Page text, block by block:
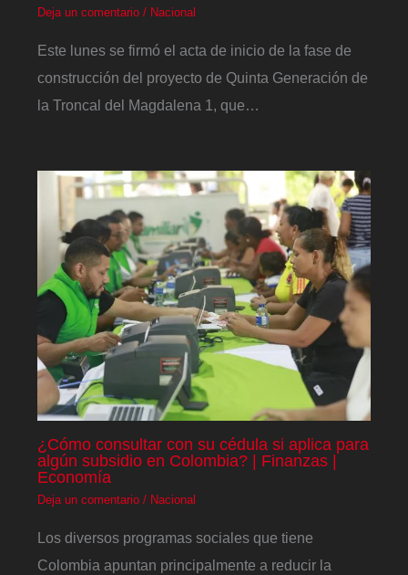
Deja un comentario / Nacional
Este lunes se firmó el acta de inicio de la fase de
construcción del proyecto de Quinta Generación de
la Troncal del Magdalena 1, que…
¿Cómo consultar con su cédula si aplica para
algún subsidio en Colombia? | Finanzas |
Economía
Deja un comentario / Nacional
Los diversos programas sociales que tiene
Colombia apuntan principalmente a reducir la